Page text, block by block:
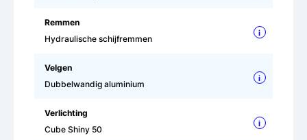
Remmen
Hydraulische schijfremmen
i
Velgen
Dubbelwandig aluminium
i
Verlichting
Cube Shiny 50
i